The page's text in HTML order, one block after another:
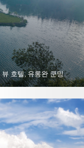
뷰 호텔,유롱완 쿤밍